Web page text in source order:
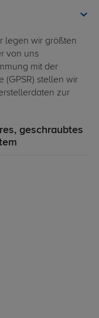
legen wir größten
von uns
mit der
(GPSR) stellen wir
zur
geschraubtes